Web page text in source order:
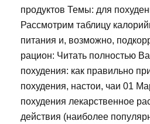
продуктов Темы: для
Рассмотрим таблицу
питания и, возможно,
рацион: Читать полностью
похудения: как правильно
похудения, настои, чаи 01
похудения лекарственное
действия (наиболее